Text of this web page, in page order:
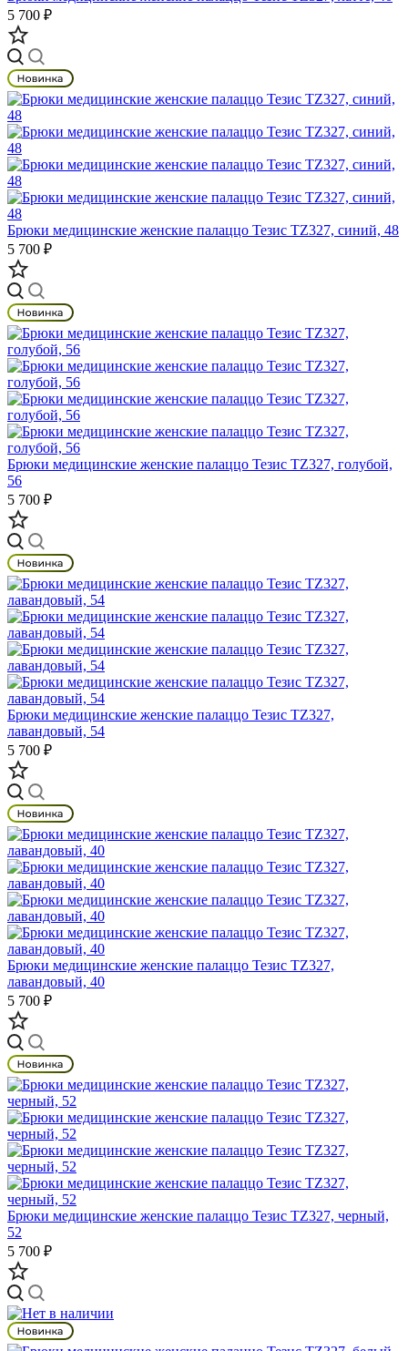
5 700 ₽
Брюки медицинские женские палаццо Тезис TZ327, синий, 48
5 700 ₽
Брюки медицинские женские палаццо Тезис TZ327, голубой,
56
5 700 ₽
Брюки медицинские женские палаццо Тезис TZ327,
лавандовый, 54
5 700 ₽
Брюки медицинские женские палаццо Тезис TZ327,
лавандовый, 40
5 700 ₽
Брюки медицинские женские палаццо Тезис TZ327, черный,
52
5 700 ₽